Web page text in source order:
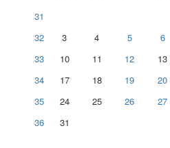
31
32
3 4 5 6
33
10 11 12 13
34
17 18 19 20
35
24 25 26 27
36
31